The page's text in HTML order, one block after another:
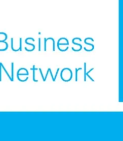
上，並將
為當天主要
伴。